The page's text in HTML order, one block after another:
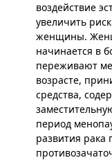
воздействие
увеличить
женщины.
начинается в
переживают
возрасте,
средства,
период
развития рака